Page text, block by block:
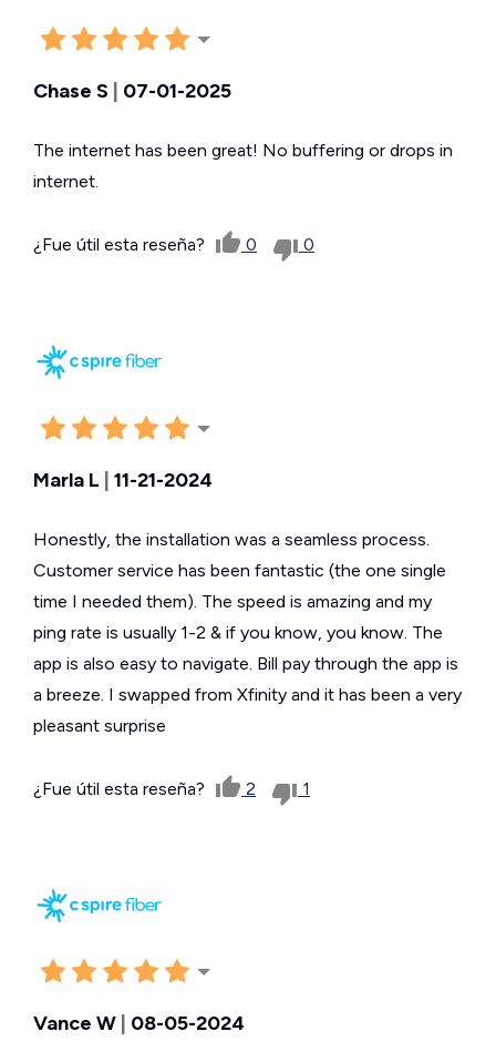
Chase S 07-01-2025
The internet has been great! No buffering or drops in
internet.
¿Fue útil esta reseña? 0 0
Marla L | 11-21-2024
Honestly, the installation was a seamless process.
Customer service has been fantastic (the one single
time I needed them). The speed is amazing and my
ping rate is usually 1-2 & if you know, you know. The
app is also easy to navigate. Bill pay through the app is
a breeze. I swapped from Xfinity and it has been a very
pleasant surprise
¿Fue útil esta reseña? 2 1
Vance W 08-05-2024